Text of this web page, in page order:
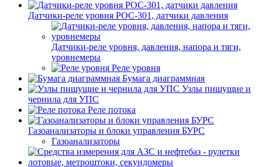
Датчики-реле уровня РОС-301, датчики давления
Датчики-реле уровня, давления, напора и тяги,
уровнемеры
Реле уровня
Бумага диаграммная
Узлы пишущие и
чернила для УПС
Реле потока
Газоанализаторы и блоки управления БУРС
Газоанализаторы